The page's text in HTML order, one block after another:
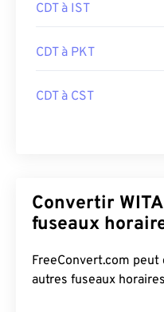
CDT à IST
CDT à PKT
CDT à CST
Convertir
fuseaux
FreeConvert.com peut
autres fuseaux